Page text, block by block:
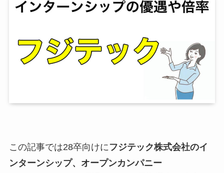
この記事では28卒向けに フジテック株式会社のイ
ンターンシップ、オープンカンパニー